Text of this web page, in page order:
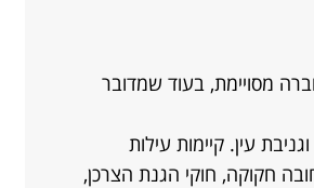
מסויימת, בעוד שמדובר
עין. קיימות עילות
חקוקה, חוקי הגנת הצרכן,